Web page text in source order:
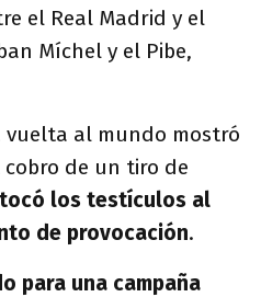
el Real Madrid y el
Míchel y el Pibe,
vuelta al mundo mostró
de un tiro de
los testículos al
de provocación.
para una campaña